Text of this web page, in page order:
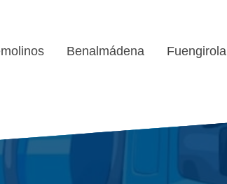
Benalmádena Fuengirola